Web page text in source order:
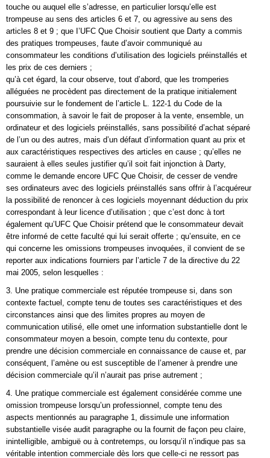
touche ou auquel elle s’adresse, en particulier lorsqu’elle est
trompeuse au sens des articles 6 et 7, ou agressive au sens des
articles 8 et 9 ; que I’UFC Que Choisir soutient que Darty a commis
des pratiques trompeuses, faute d’avoir communiqué au
consommateur les conditions d’utilisation des logiciels préinstallés et
les prix de ces derniers ;
qu’à cet égard, la cour observe, tout d’abord, que les tromperies
alléguées ne procèdent pas directement de la pratique initialement
poursuivie sur le fondement de l’article L. 122-1 du Code de la
consommation, à savoir le fait de proposer à la vente, ensemble, un
ordinateur et des logiciels préinstallés, sans possibilité d’achat séparé
de l’un ou des autres, mais d’un défaut d’information quant au prix et
aux caractéristiques respectives des articles en cause ; qu’elles ne
sauraient à elles seules justifier qu’il soit fait injonction à Darty,
comme le demande encore UFC Que Choisir, de cesser de vendre
ses ordinateurs avec des logiciels préinstallés sans offrir à l’acquéreur
la possibilité de renoncer à ces logiciels moyennant déduction du prix
correspondant à leur licence d’utilisation ; que c’est donc à tort
également qu’UFC Que Choisir prétend que le consommateur devait
être informé de cette faculté qui lui serait offerte ; qu’ensuite, en ce
qui concerne les omissions trompeuses invoquées, il convient de se
reporter aux indications fourniers par l’article 7 de la directive du 22
mai 2005, selon lesquelles :
3. Une pratique commerciale est réputée trompeuse si, dans son
contexte factuel, compte tenu de toutes ses caractéristiques et des
circonstances ainsi que des limites propres au moyen de
communication utilisé, elle omet une information substantielle dont le
consommateur moyen a besoin, compte tenu du contexte, pour
prendre une décision commerciale en connaissance de cause et, par
conséquent, l’amène ou est susceptible de l’amener à prendre une
décision commerciale qu’il n’aurait pas prise autrement ;
4. Une pratique commerciale est également considérée comme une
omission trompeuse lorsqu’un professionnel, compte tenu des
aspects mentionnés au paragraphe 1, dissimule une information
substantielle visée audit paragraphe ou la fournit de façon peu claire,
inintelligible, ambiguë ou à contretemps, ou lorsqu’il n’indique pas sa
véritable intention commerciale dès lors que celle-ci ne ressort pas